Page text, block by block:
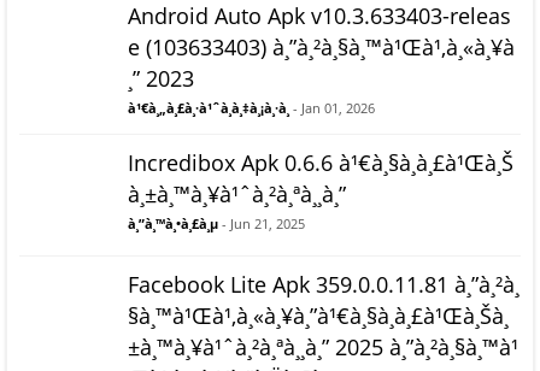
Android Auto Apk v10.3.633403-releas
e (103633403) à¸”à¸²à¸§à¸™à¹Œà¹‚à¸«à¸¥à
¸” 2023
à¹€à¸„à¸£à¸·à¹ˆà¸­à¸‡à¸¡à¸·à¸­ - Jan 01, 2026
Incredibox Apk 0.6.6 à¹€à¸§à¸­à¸£à¹Œà¸Š
à¸±à¸™à¸¥à¹ˆà¸²à¸ªà¸¸à¸”
à¸”à¸™à¸•à¸£à¸µ - Jun 21, 2025
Facebook Lite Apk 359.0.0.11.81 à¸”à¸²à¸
§à¸™à¹Œà¹‚à¸«à¸¥à¸”à¹€à¸§à¸­à¸£à¹Œà¸Šà¸
±à¸™à¸¥à¹ˆà¸²à¸ªà¸¸à¸” 2025 à¸”à¸²à¸§à¸™à¹